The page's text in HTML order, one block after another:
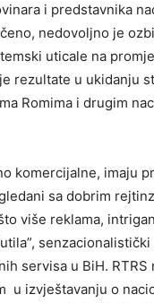
i predstavnika
nedovoljno je
uticale na
rezultate u ukidanju
Romima i drugim
komercijalne, imaju
sa dobrim
više reklama,
servisa u BiH.
u izvještavanju o